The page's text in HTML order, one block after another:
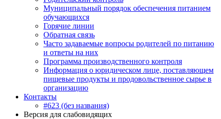
Муниципальный порядок обеспечения питанием
обучающихся
Горячие линии
Обратная связь
Часто задаваемые вопросы родителей по питанию
и ответы на них
Программа производственного контроля
Информация о юридическом лице, поставляющем
пищевые продукты и продовольственное сырье в
организацию
Контакты
#623 (без названия)
Версия для слабовидящих